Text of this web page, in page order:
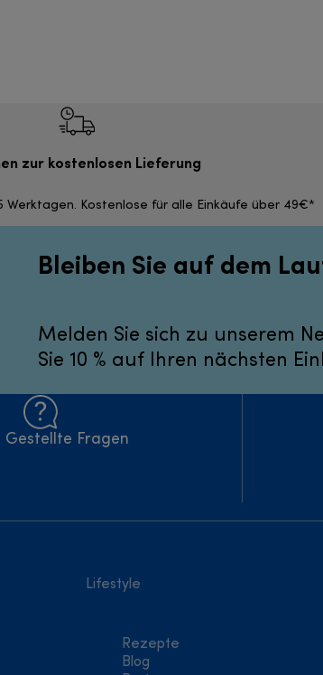
zur kostenlosen Lieferung
Werktagen. Kostenlose für alle Einkäufe über 49€*
Bleiben Sie auf dem
Melden Sie sich zu unserem
Sie 10 % auf Ihren nächsten
Gestellte Fragen
Lifestyle
Rezepte
Blog